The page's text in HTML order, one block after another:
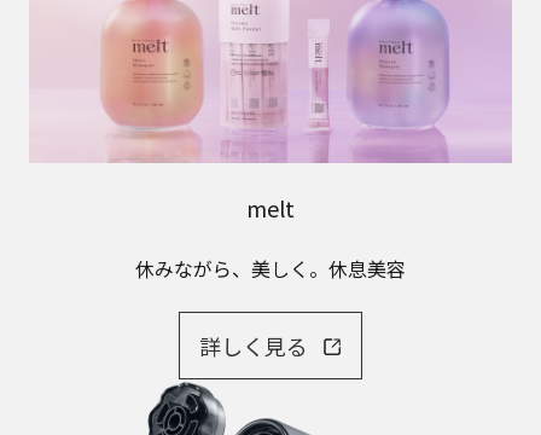
melt
休みながら、美しく。休息美容
詳しく見る